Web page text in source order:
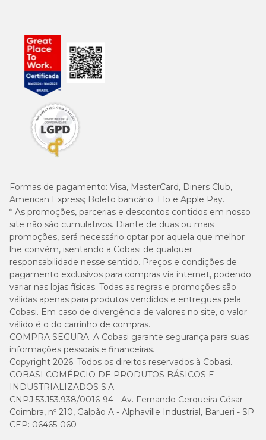
Taurina (mín.)
Ômega 3 (mín.)
EPA + DHA (mín.)
g/kg
Mananoligossacarídeos (mín.)
240
mg/kg
Bacillus subtilis (mín.)
8 x 108
UFC/kg
Energia metabolizável
3.980
kcal/kg
Enriquecimento mínimo
Vitamina A 19.000 UI, Vitamina D3 1.200 UI, Vitamina E 600 UI,
Vitamina C 150 mg, Vitamina K3 1 mg, Vitamina B1 2,3 mg,
Vitamina B2 10 mg, Vitamina B6 3,75 mg, Vitamina B12 80 µg,
Vitamina B5 23 mg, Ácido Fólico 1,20 mg, Vitamina B3 23 mg,
Formas de pagamento: Visa, MasterCard, Diners Club,
American Express; Boleto bancário; Elo e Apple Pay.
* As promoções, parcerias e descontos contidos em nosso
site não são cumulativos. Diante de duas ou mais
promoções, será necessário optar por aquela que melhor
lhe convém, isentando a Cobasi de qualquer
responsabilidade nesse sentido. Preços e condições de
pagamento exclusivos para compras via internet, podendo
variar nas lojas físicas. Todas as regras e promoções são
válidas apenas para produtos vendidos e entregues pela
Cobasi. Em caso de divergência de valores no site, o valor
válido é o do carrinho de compras.
COMPRA SEGURA. A Cobasi garante segurança para suas
informações pessoais e financeiras.
Copyright 2026. Todos os direitos reservados à Cobasi.
COBASI COMÉRCIO DE PRODUTOS BÁSICOS E
INDUSTRIALIZADOS S.A.
CNPJ 53.153.938/0016-94 - Av. Fernando Cerqueira César
Coimbra, nº 210, Galpão A - Alphaville Industrial, Barueri - SP
CEP: 06465-060